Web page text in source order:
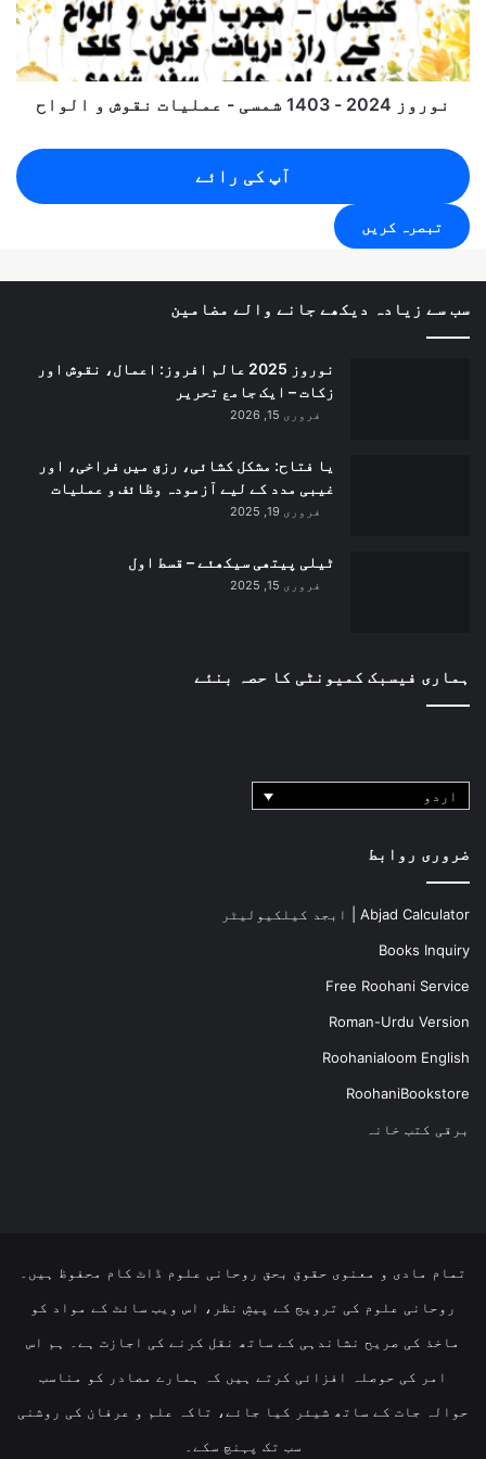
-
عملیات
نقوش
و
الواحنوروز 2024 - 1403 شمسی - عملیات نقوش و الواح
آپ کی رائے
سب سے زیادہ دیکھے جانے والے مضامین
نوروز 2025 عالم افروز: اعمال، نقوش اور
زکات – ایک جامع تحریر
فروری 15, 2026
یا فتاح: مشکل کشائی، رزق میں فراخی، اور
غیبی مدد کے لیے آزمودہ وظائف و عملیات
فروری 19, 2025
ٹیلی پیتھی سیکھئے – قسط اول
فروری 15, 2025
ہماری فیسبک کمیونٹی کا حصہ بنئے
اردو
ضروری روابط
Abjad Calculator | ابجد کیلکیولیٹر
Books Inquiry
Free Roohani Service
Roman-Urdu Version
Roohanialoom English
RoohaniBookstore
برقی کتب خانہ
تمام مادی و معنوی حقوق بحق روحانی علوم ڈاٹ کام محفوظ ہیں۔
روحانی علوم کی ترویج کے پیشِ نظر، اس ویب سائٹ کے مواد کو
ماخذ کی صریح نشاندہی کے ساتھ نقل کرنے کی اجازت ہے۔ ہم اس
امر کی حوصلہ افزائی کرتے ہیں کہ ہمارے مصادر کو مناسب
حوالہ جات کے ساتھ شیئر کیا جائے، تاکہ علم و عرفان کی روشنی
سب تک پہنچ سکے۔